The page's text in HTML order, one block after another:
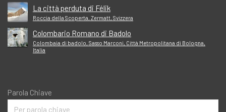
La città perduta di Félik
Roccia della Scoperta, Zermatt, Svizzera
Colombario Romano di Badolo
Colombaia di badolo, Sasso Marconi, Città Metropolitana di Bologna,
Italia
Parola Chiave